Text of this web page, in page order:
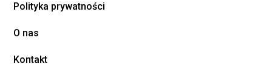
Polityka prywatności
O nas
Kontakt